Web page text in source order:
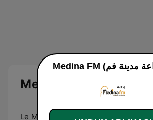
Le Maroc, ma Medina